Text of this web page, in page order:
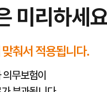
, 필요한 서류, 그리고 보상 처
전 습관을 분석하여 다양한 할
량손해(자차), 무보험차 상해
미리하세
춰서 적용됩니다.
무보험이